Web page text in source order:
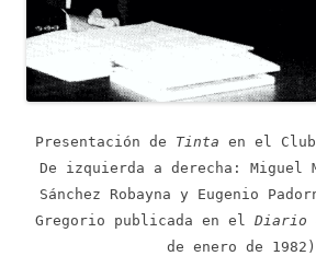
Presentación de Tinta en el
De izquierda a derecha: Miguel
Sánchez Robayna y Eugenio
Gregorio publicada en el Diario
de enero de